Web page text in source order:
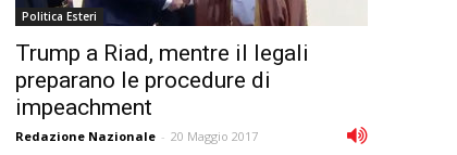
Politica Esteri
Trump a Riad, mentre il legali
preparano le procedure di
impeachment
Redazione Nazionale - 20 Maggio 2017